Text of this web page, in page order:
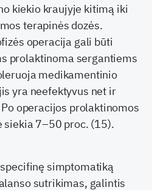
kiekio kraujyje kitimą iki
terapinės dozės.
operacija gali būti
prolaktinoma sergantiems
medikamentinio
yra neefektyvus net ir
operacijos prolaktinomos
7–50 proc. (15).
simptomatiką
sutrikimas, galintis